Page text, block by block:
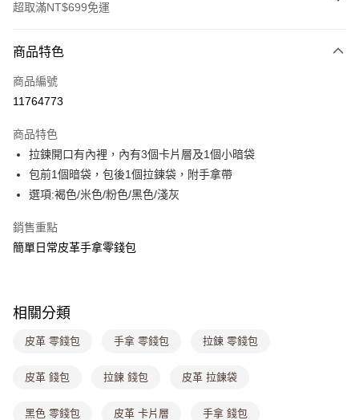
超取滿NT$699免運
信用卡一次付款
超商取貨付款
Apple Pay
街口支付
Google Pay
【大哥付你分期使用說明】
1.本服務由台灣大哥大提供，台灣大哥大用戶可立即使用無須另外申請。
2.付款方式選擇「大哥付你分期」，訂單成立後會自動跳轉到大哥付的交易
3.實際核准額度、可分期數及費用金額請依後續交易確認頁面所載為準。
消。如遇「轉專審核」未通過狀況，表示未達大哥付你分期系統評分，恕無
ATM付款
全家取貨付款
每筆NT$80，滿NT$699(含以上)免運費
商品特色
商品編號
11764773
商品特色
拉鍊開口有內裡，內有3個卡片層及1個小暗袋
包前1個暗袋，包後1個拉鍊袋，附手拿帶
選項:褐色/米色/粉色/黑色/淺灰
銷售重點
簡單日常皮革手拿零錢包
相關分類
皮革 零錢包 手拿 零錢包 拉鍊 零錢包
皮革 錢包 拉鍊 錢包 皮革 拉鍊袋
黑色 零錢包 皮革 卡片層 手拿 錢包